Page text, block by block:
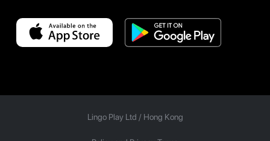
Lingo Play Ltd / Hong Kong